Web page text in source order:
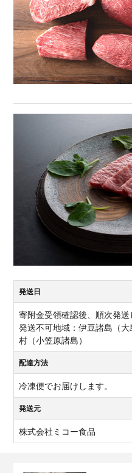
発送日
寄附金受領確認後、順次発送
発送不可地域：伊豆諸島（
村（小笠原諸島）
配達方法
冷凍便でお届けします。
発送元
株式会社ミコー食品